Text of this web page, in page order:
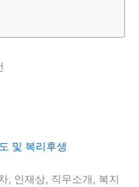
, 인재상, 직무소개, 복지